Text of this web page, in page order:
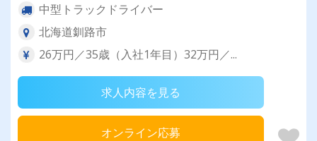
中型トラックドライバー
北海道釧路市
26万円／35歳（入社1年目）32万円／...
求人内容を見る
オンライン応募